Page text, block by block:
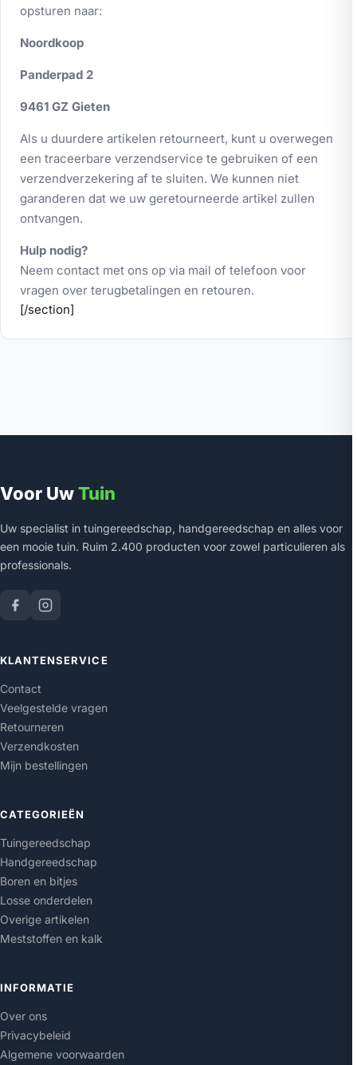
opsturen naar:
Noordkoop
Panderpad 2
9461 GZ Gieten
Als u duurdere artikelen retourneert, kunt u overwegen
een traceerbare verzendservice te gebruiken of een
verzendverzekering af te sluiten. We kunnen niet
garanderen dat we uw geretourneerde artikel zullen
ontvangen.
Hulp nodig?
Neem contact met ons op via mail of telefoon voor
vragen over terugbetalingen en retouren.
[/section]
Voor UwTuin
Uw specialist in tuingereedschap, handgereedschap en alles voor
een mooie tuin. Ruim 2.400 producten voor zowel particulieren als
professionals.
KLANTENSERVICE
Contact
Veelgestelde vragen
Retourneren
Verzendkosten
Mijn bestellingen
CATEGORIEËN
Tuingereedschap
Handgereedschap
Boren en bitjes
Losse onderdelen
Overige artikelen
Meststoffen en kalk
INFORMATIE
Over ons
Privacybeleid
Algemene voorwaarden